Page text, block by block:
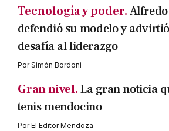
Tecnología y poder.
defendió su modelo y
desafía al liderazgo
PorSimón Bordoni
Gran nivel.La gran noticia
tenis mendocino
PorEl Editor Mendoza